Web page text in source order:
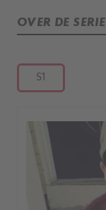
OVER DE SERIE
S1